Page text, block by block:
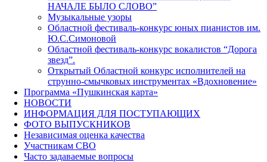
НАЧАЛЕ БЫЛО СЛОВО”
Музыкальные узоры
Областной фестиваль-конкурс юных пианистов им.
Ю.С.Симоновой
Областной фестиваль-конкурс вокалистов “Дорога
звезд”.
Открытый Областной конкурс исполнителей на
струнно-смычковых инструментах «Вдохновение»
Программа «Пушкинская карта»
НОВОСТИ
ИНФОРМАЦИЯ ДЛЯ ПОСТУПАЮЩИХ
ФОТО ВЫПУСКНИКОВ
Независимая оценка качества
Участникам СВО
Часто задаваемые вопросы